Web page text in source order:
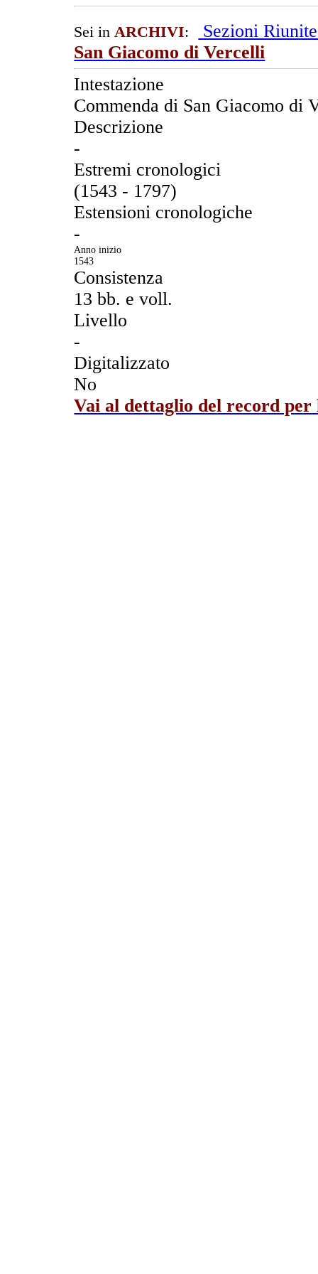
Sei inARCHIVI:
Sezioni
San Giacomo di Vercelli
Intestazione
Commenda di San Giacomo di
Descrizione
-
Estremi cronologici
(1543 - 1797)
Estensioni cronologiche
-
Anno inizio
1543
Consistenza
13 bb. e voll.
Livello
-
Digitalizzato
No
Vai al dettaglio del record per